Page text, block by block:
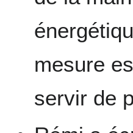
mesure
servir de